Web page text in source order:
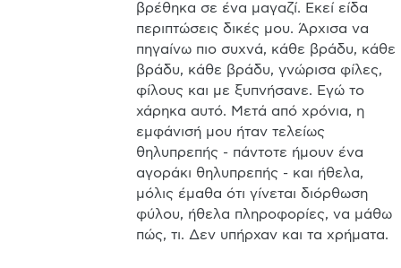
βρέθηκα σε ένα μαγαζί. Εκεί είδα
περιπτώσεις δικές μου. Άρχισα να
πηγαίνω πιο συχνά, κάθε βράδυ, κάθε
βράδυ, κάθε βράδυ, γνώρισα φίλες,
φίλους και με ξυπνήσανε. Εγώ το
χάρηκα αυτό. Μετά από χρόνια, η
εμφάνισή μου ήταν τελείως
θηλυπρεπής - πάντοτε ήμουν ένα
αγοράκι θηλυπρεπής - και ήθελα,
μόλις έμαθα ότι γίνεται διόρθωση
φύλου, ήθελα πληροφορίες, να μάθω
πώς, τι. Δεν υπήρχαν και τα χρήματα.